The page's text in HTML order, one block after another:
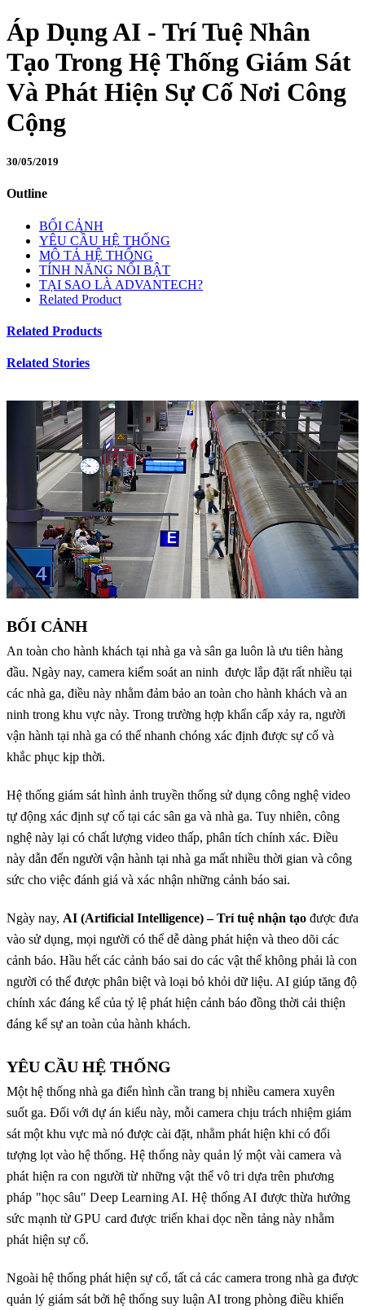
Áp Dụng AI - Trí Tuệ Nhân
Tạo Trong Hệ Thống Giám Sát
Và Phát Hiện Sự Cố Nơi Công
Cộng
30/05/2019
Outline
BỐI CẢNH
YÊU CẦU HỆ THỐNG
MÔ TẢ HỆ THỐNG
TÍNH NĂNG NỔI BẬT
TẠI SAO LÀ ADVANTECH?
Related Product
Related Products
Related Stories
BỐI CẢNH
An toàn cho hành khách tại nhà ga và sân ga luôn là ưu tiên hàng
đầu. Ngày nay, camera kiểm soát an ninh được lắp đặt rất nhiều tại
các nhà ga, điều này nhằm đảm bảo an toàn cho hành khách và an
ninh trong khu vực này. Trong trường hợp khẩn cấp xảy ra, người
vận hành tại nhà ga có thể nhanh chóng xác định được sự cố và
khắc phục kịp thời.
Hệ thống giám sát hình ảnh truyền thống sử dụng công nghệ video
tự động xác định sự cố tại các sân ga và nhà ga. Tuy nhiên, công
nghệ này lại có chất lượng video thấp, phân tích chính xác. Điều
này dẫn đến người vận hành tại nhà ga mất nhiều thời gian và công
sức cho việc đánh giá và xác nhận những cảnh báo sai.
Ngày nay, AI (Artificial Intelligence) – Trí tuệ nhận tạo được đưa
vào sử dụng, mọi người có thể dễ dàng phát hiện và theo dõi các
cảnh báo. Hầu hết các cảnh báo sai do các vật thể không phải là con
người có thể được phân biệt và loại bỏ khỏi dữ liệu. AI giúp tăng độ
chính xác đáng kể của tỷ lệ phát hiện cảnh báo đồng thời cải thiện
đáng kể sự an toàn của hành khách.
YÊU CẦU HỆ THỐNG
Một hệ thống nhà ga điển hình cần trang bị nhiều camera xuyên
suốt ga. Đối với dự án kiểu này, mỗi camera chịu trách nhiệm giám
sát một khu vực mà nó được cài đặt, nhằm phát hiện khi có đối
tượng lọt vào hệ thống. Hệ thống này quản lý một vài camera và
phát hiện ra con người từ những vật thể vô tri dựa trên phương
pháp "học sâu" Deep Learning AI. Hệ thống AI được thừa hưởng
sức mạnh từ GPU card được triển khai dọc nền tảng này nhằm
phát hiện sự cố.
Ngoài hệ thống phát hiện sự cố, tất cả các camera trong nhà ga được
quản lý giám sát bởi hệ thống suy luận AI trong phòng điều khiển